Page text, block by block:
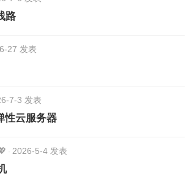
路
27 发表
7-3 发表
性云服务器
2026-5-4 发表